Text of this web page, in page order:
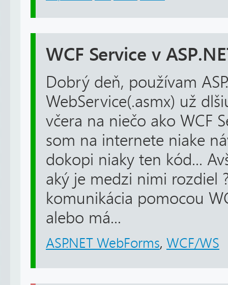
WCF Service v
Dobrý deň, používam
WebService(.asmx) už
včera na niečo ako WCF
som na internete niake
dokopi niaky ten kód...
aký je medzi nimi rozdiel
komunikácia pomocou
alebo má...
ASP.NET WebForms, WCF/WS